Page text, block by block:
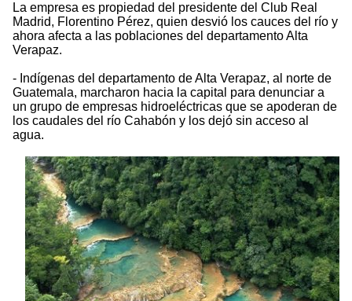
La empresa es propiedad del presidente del Club Real
Madrid, Florentino Pérez, quien desvió los cauces del río y
ahora afecta a las poblaciones del departamento Alta
Verapaz.
- Indígenas del departamento de Alta Verapaz, al norte de
Guatemala, marcharon hacia la capital para denunciar a
un grupo de empresas hidroeléctricas que se apoderan de
los caudales del río Cahabón y los dejó sin acceso al
agua.